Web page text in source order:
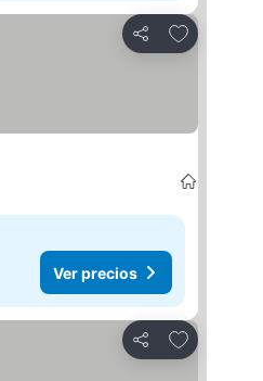
Compartir
Agregar a
Ver precios
Compartir
Agregar a